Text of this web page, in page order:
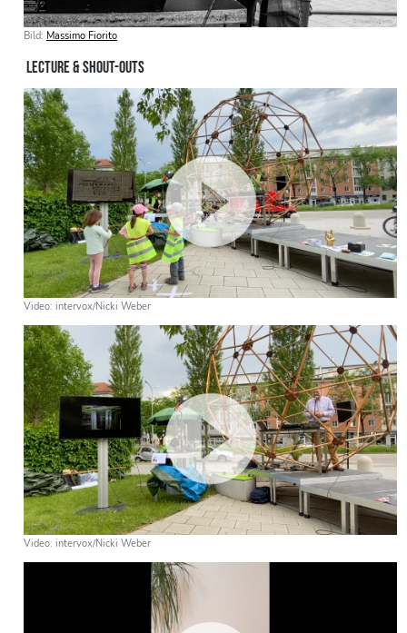
Bild: Massimo Fiorito
LECTURE & SHOUT-OUTS
Video: intervox/Nicki Weber
Video: intervox/Nicki Weber